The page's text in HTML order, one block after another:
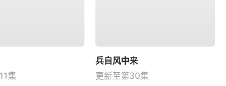
集
兵自风中来
更新至第30集